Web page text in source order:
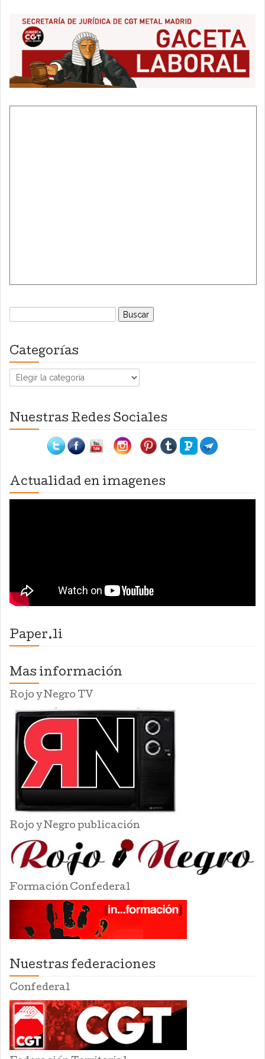
Buscar:
Categorías
Categorías
Nuestras Redes Sociales
Actualidad en imagenes
Paper.li
Mas información
Rojo y Negro TV
Rojo y Negro publicación
Formación Confederal
Nuestras federaciones
Confederal